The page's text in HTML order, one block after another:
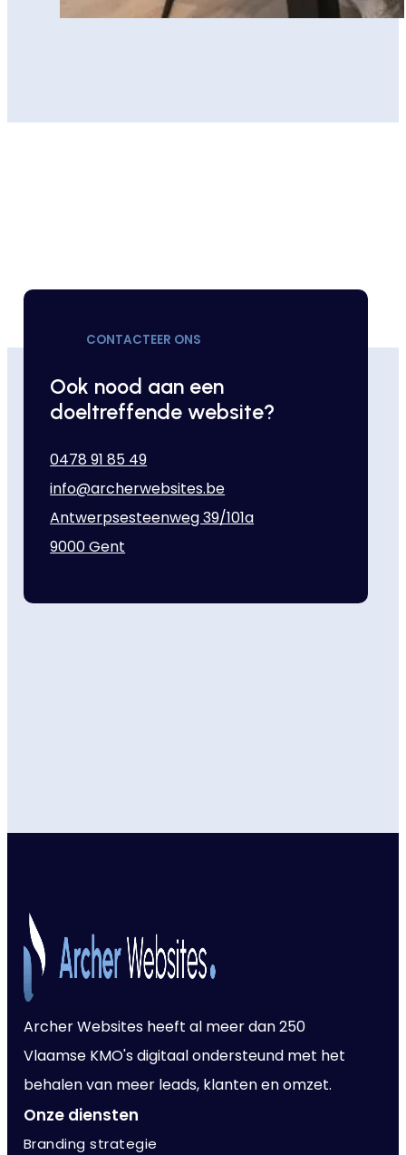
CONTACTEER ONS
Ook nood aan een
doeltreffende website?
0478 91 85 49
info@archerwebsites.be
Antwerpsesteenweg 39/101a
9000 Gent
Archer Websites heeft al meer dan 250
Vlaamse KMO's digitaal ondersteund met het
behalen van meer leads, klanten en omzet.
Onze diensten
Branding strategie